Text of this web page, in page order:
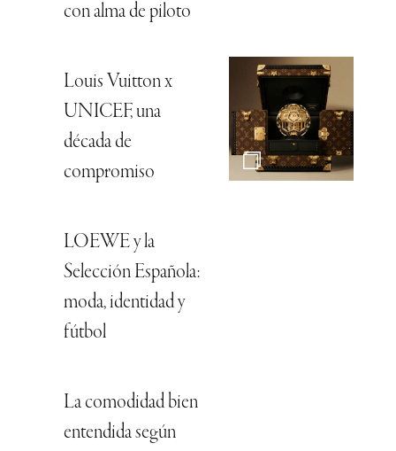
con alma de piloto
Louis Vuitton x
UNICEF, una
década de
compromiso
LOEWE y la
Selección Española:
moda, identidad y
fútbol
La comodidad bien
entendida según